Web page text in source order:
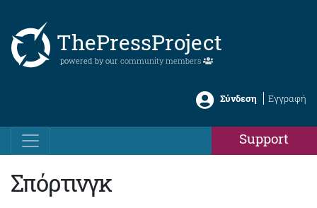
ThePressProject
powered by our community members
Σύνδεση Εγγραφή
Support
Σπόρτινγκ